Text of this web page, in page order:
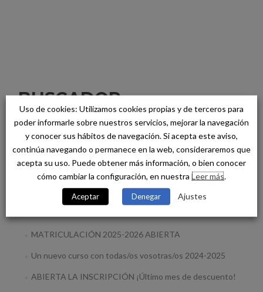
BUSCADOR
ÚLTIMAS NOTICIAS
MATRICULACIÓN 2025-2026 ABIERTA
Un nuevo curso con todas/os vosotras/os 2024-2025
ABIERTA LA INSCRIPCIÓN ¡Último mes de descuento!
Uso de cookies: Utilizamos cookies propias y de terceros para
poder informarle sobre nuestros servicios, mejorar la navegación
y conocer sus hábitos de navegación. Si acepta este aviso,
continúa navegando o permanece en la web, consideraremos que
acepta su uso. Puede obtener más información, o bien conocer
cómo cambiar la configuración, en nuestra Leer más
Aceptar Denegar Ajustes